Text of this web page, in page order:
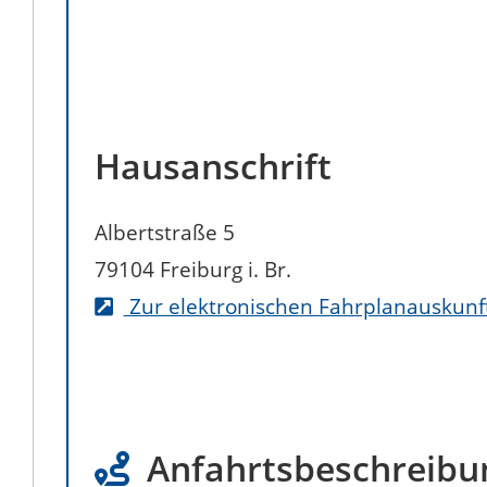
Hausanschrift
Albertstraße 5
79104 Freiburg i. Br.
Zur elektronischen